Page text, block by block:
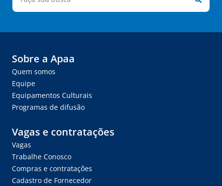
Sobre a Apaa
Quem somos
Equipe
Equipamentos Culturais
Programas de difusão
Vagas e contratações
Vagas
Trabalhe Conosco
Compras e contratações
Cadastro de Fornecedor